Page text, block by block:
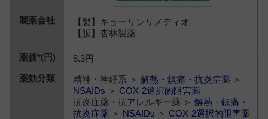
【製】キョーリンリメディオ
【販】杏林製薬
8.3円
精神・神経系 ＞解熱・鎮痛・抗炎症薬 ＞
NSAIDs ＞ COX-2選択的阻害薬
抗炎症薬・抗アレルギー薬 ＞解熱・鎮痛・
抗炎症薬 ＞ NSAIDs ＞ COX-2選択的阻害薬